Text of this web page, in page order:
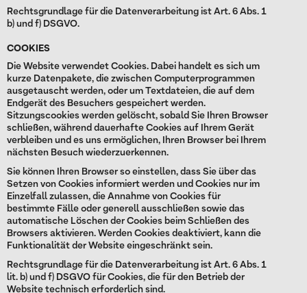
Rechtsgrundlage für die Datenverarbeitung ist Art. 6 Abs. 1
b) und f) DSGVO.
COOKIES
Die Website verwendet Cookies. Dabei handelt es sich um
kurze Datenpakete, die zwischen Computerprogrammen
ausgetauscht werden, oder um Textdateien, die auf dem
Endgerät des Besuchers gespeichert werden.
Sitzungscookies werden gelöscht, sobald Sie Ihren Browser
schließen, während dauerhafte Cookies auf Ihrem Gerät
verbleiben und es uns ermöglichen, Ihren Browser bei Ihrem
nächsten Besuch wiederzuerkennen.
Sie können Ihren Browser so einstellen, dass Sie über das
Setzen von Cookies informiert werden und Cookies nur im
Einzelfall zulassen, die Annahme von Cookies für
bestimmte Fälle oder generell ausschließen sowie das
automatische Löschen der Cookies beim Schließen des
Browsers aktivieren. Werden Cookies deaktiviert, kann die
Funktionalität der Website eingeschränkt sein.
Rechtsgrundlage für die Datenverarbeitung ist Art. 6 Abs. 1
lit. b) und f) DSGVO für Cookies, die für den Betrieb der
Website technisch erforderlich sind.